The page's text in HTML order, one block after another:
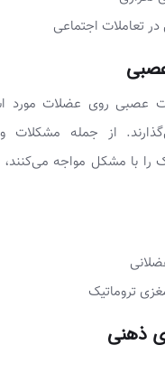
در تعاملات اجتماعی
عصبی روی عضلات مورد
از جمله مشکلات
با مشکل مواجه می‌کنند،
تروماتیک